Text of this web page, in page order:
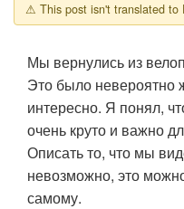
⚠ This post isn't translated to
Мы вернулись из
Это было невероятно
интересно. Я понял,
очень круто и важно
Описать то, что мы
невозможно, это
самому.